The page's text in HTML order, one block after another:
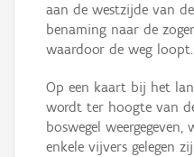
aan de westzijde van
benaming naar de
waardoor de weg loopt.
Op een kaart bij het
wordt ter hoogte van
boswegel
enkele vijvers gelegen